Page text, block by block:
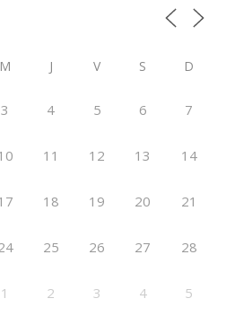
M J V S D
3 4 5 6 7
11 12 13 14
18 19 20 21
25 26 27 28
1 2 3 4 5